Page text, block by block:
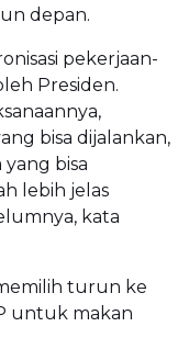
depan.
pekerjaan-
Presiden.
bisa dijalankan,
bisa
lebih jelas
kata
turun ke
untuk makan